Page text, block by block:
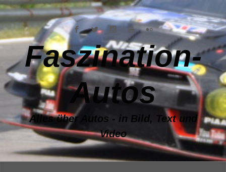
Zum Hauptinhalt springen
Faszination-
Autos
Alles über Autos - in Bild, Text und
Video